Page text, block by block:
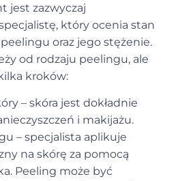
jest zazwyczaj
który ocenia stan
oraz jego stężenie.
od rodzaju peelingu, ale
kroków:
– skóra jest dokładnie
i makijażu.
– specjalista aplikuje
na skórę za pomocą
Peeling może być